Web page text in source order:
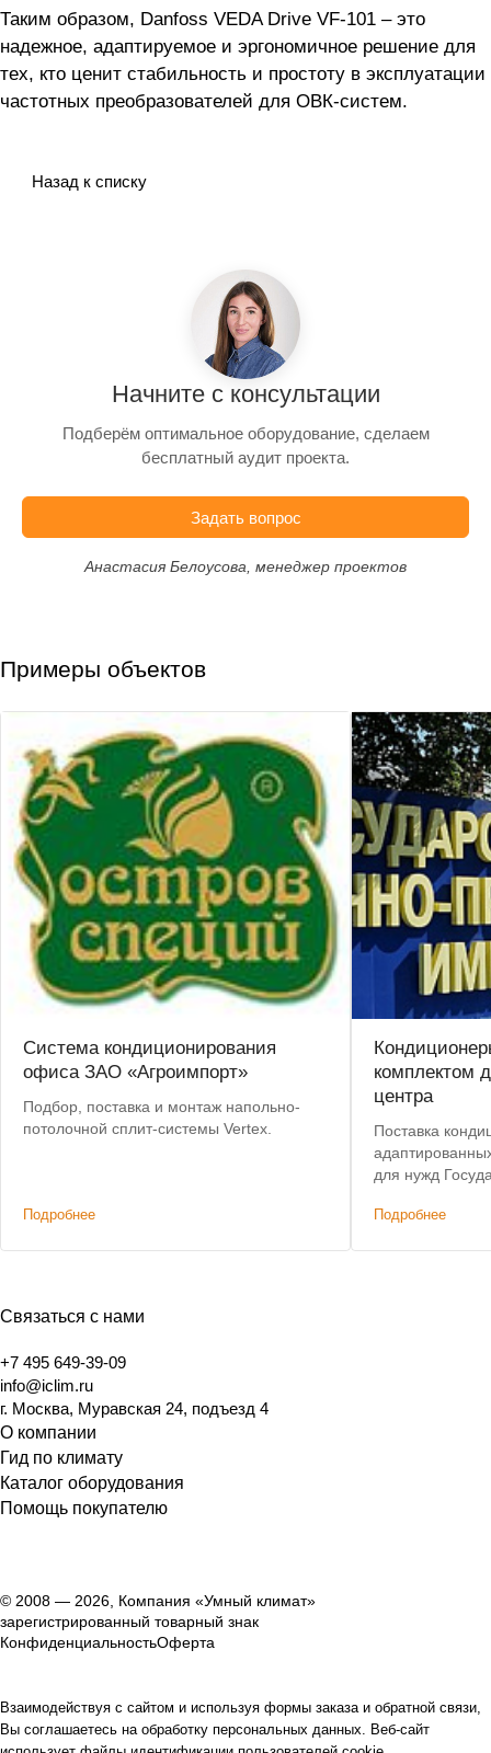
Таким образом, Danfoss VEDA Drive VF-101 – это
надежное, адаптируемое и эргономичное решение для
тех, кто ценит стабильность и простоту в эксплуатации
частотных преобразователей для ОВК-систем.
Назад к списку
Начните с консультации
Подберём оптимальное оборудование, сделаем
бесплатный аудит проекта.
Задать вопрос
Анастасия Белоусова, менеджер проектов
Примеры объектов
Система кондиционирования
офиса ЗАО «Агроимпорт»
Подбор, поставка и монтаж напольно-
потолочной сплит-системы Vertex.
Подробнее
комплектом
центра
Поставка
для нужд
М.В.Хруничева
Подробнее
Связаться с нами
+7 495 649-39-09
info@iclim.ru
г. Москва, Муравская 24, подъезд 4
О компании
Гид по климату
Каталог оборудования
Помощь покупателю
© 2008 — 2026, Компания «Умный климат»
зарегистрированный товарный знак
КонфиденциальностьОферта
Взаимодействуя с сайтом и используя формы заказа и обратной связи,
Вы соглашаетесь на обработку персональных данных. Веб-сайт